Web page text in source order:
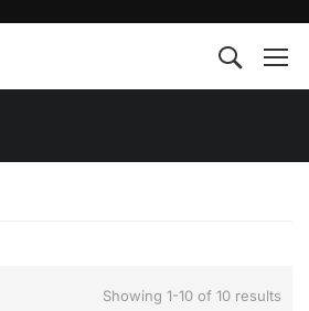
Showing 1-10 of 10 results